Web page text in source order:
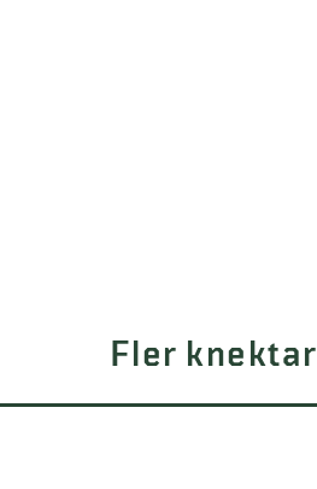
Fler knektar